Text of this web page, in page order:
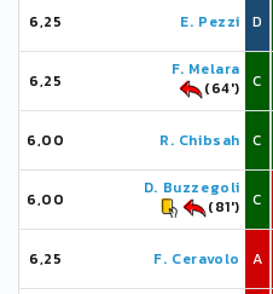
6,25 E. Pezzi D
6,25
F. Melara
(64')
C
6,00 R. Chibsah C
6,00
D. Buzzegoli
(81')
C
6,25 F. Ceravolo A